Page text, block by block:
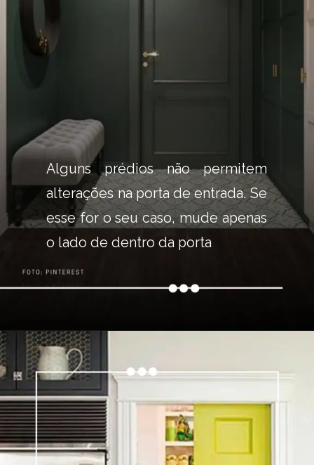
Alguns prédios não permitem
alterações na porta de entrada. Se
esse for o seu caso, mude apenas
o lado de dentro da porta